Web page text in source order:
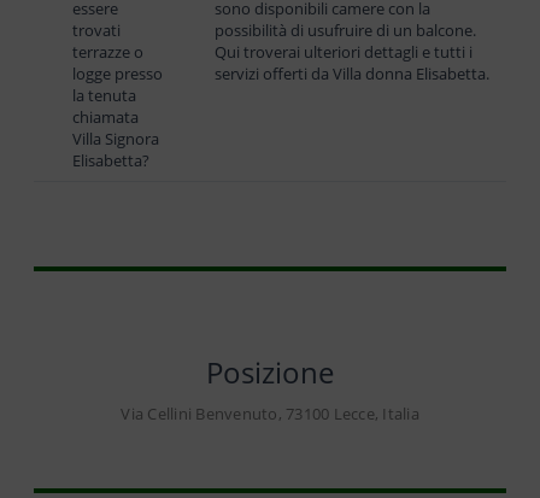
essere
trovati
terrazze o
logge presso
la tenuta
chiamata
Villa Signora
Elisabetta?
sono disponibili camere con la
possibilità di usufruire di un balcone.
Qui troverai ulteriori dettagli e tutti i
servizi offerti da Villa donna Elisabetta.
Posizione
Via Cellini Benvenuto, 73100 Lecce, Italia